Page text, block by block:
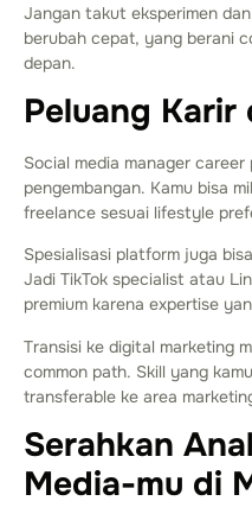
Jangan takut eksperimen
berubah cepat, yang berani
depan.
Peluang Karir
Social media manager
pengembangan. Kamu bisa
freelance sesuai lifestyle
Spesialisasi platform juga
Jadi TikTok specialist atau
premium karena expertise
Transisi ke digital marketing
common path. Skill yang
transferable ke area
Serahkan
Media-mu di